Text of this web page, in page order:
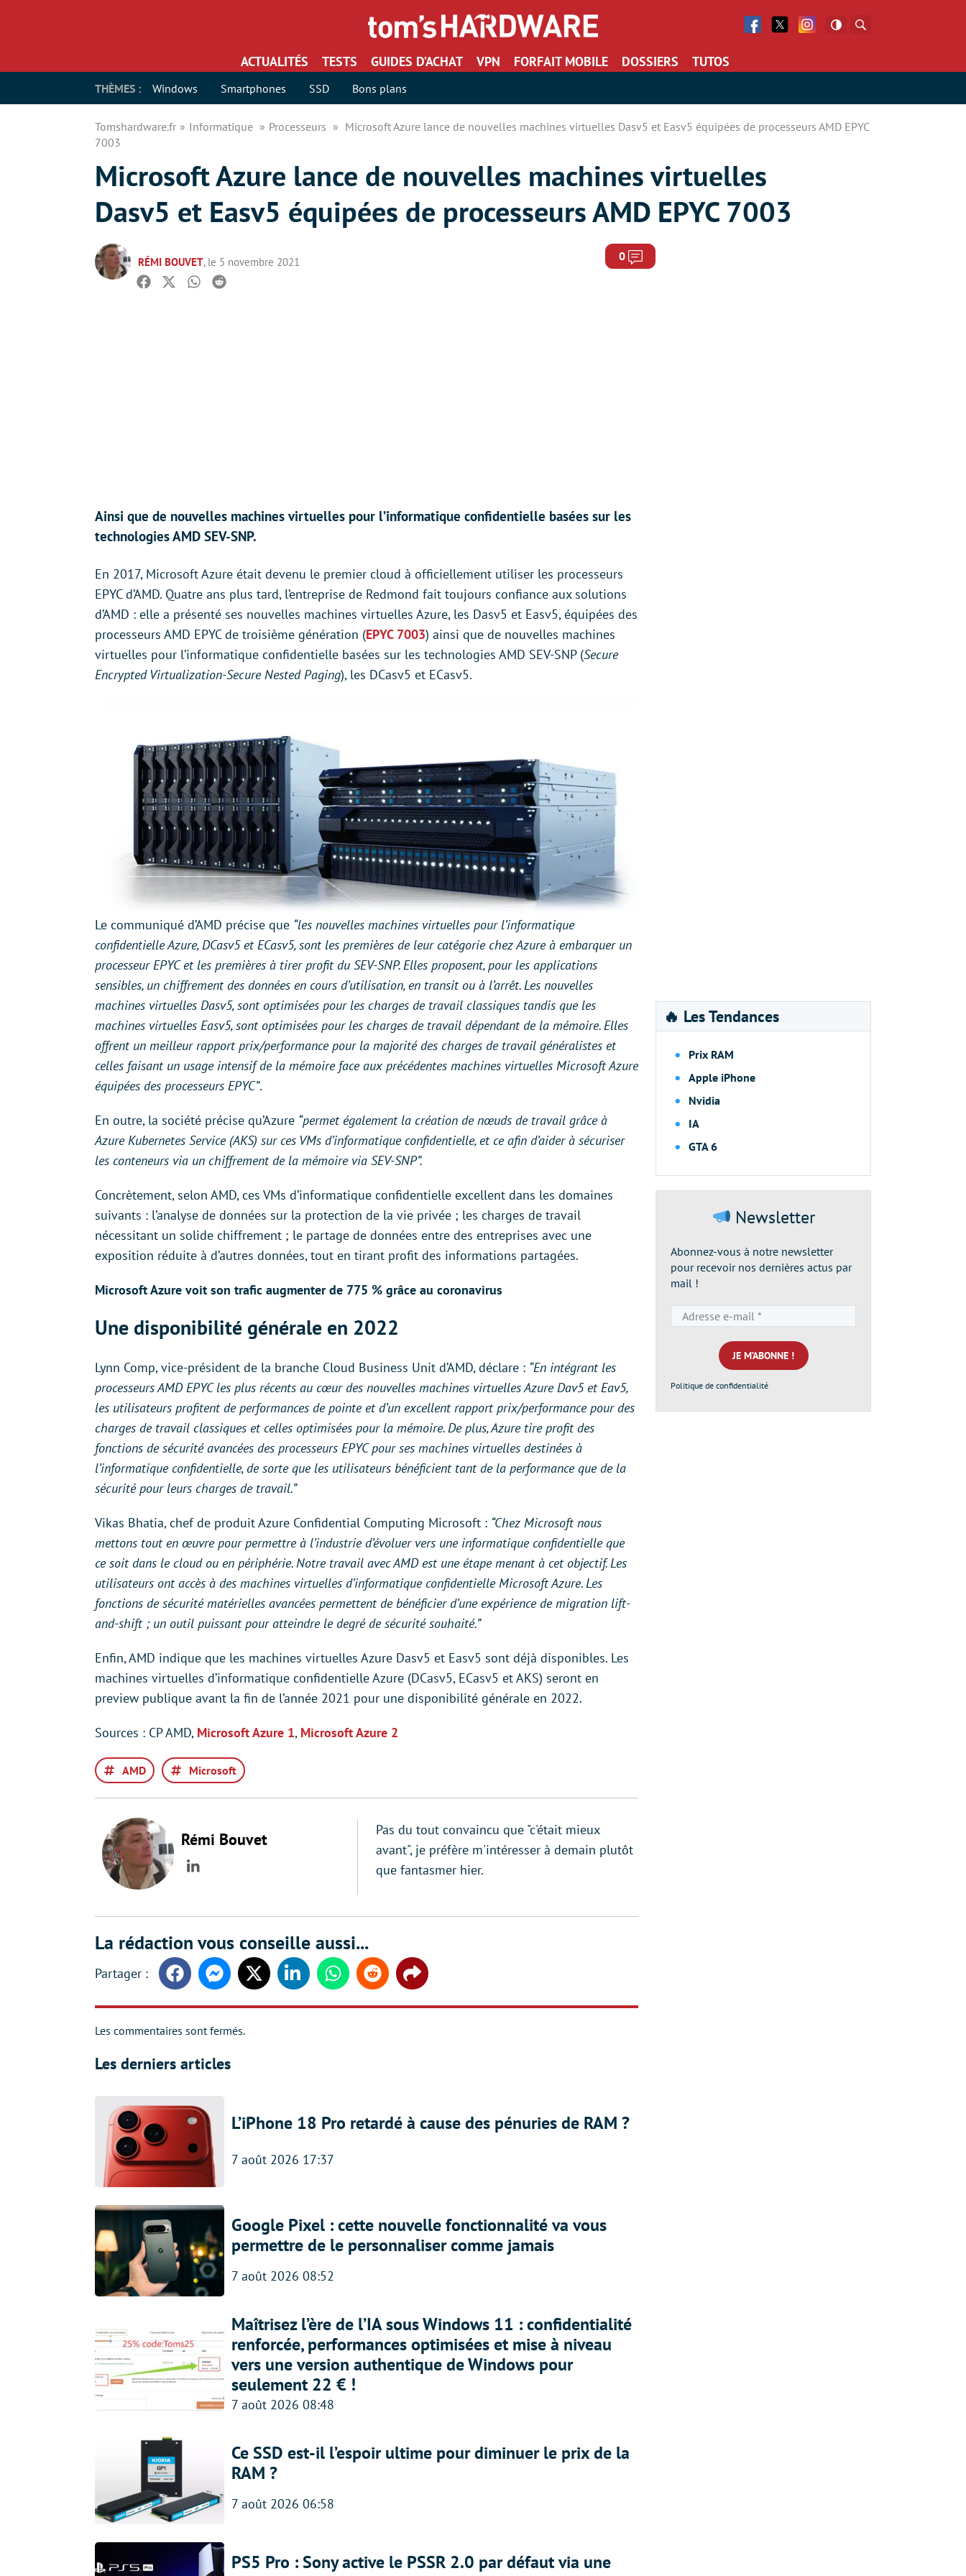
Facebook
Twitter Facebook
ACTUALITÉS TESTS GUIDES D’ACHAT VPN FORFAIT MOBILE DOSSIERS TUTOS
THÈMES : Windows Smartphones SSD Bons plans
Tomshardware.fr Informatique Processeurs
Microsoft Azure lance de nouvelles machines virtuelles Dasv5 et Easv5 équipées de processeurs AMD EPYC
7003
Microsoft Azure lance de nouvelles machines virtuelles
Dasv5 et Easv5 équipées de processeurs AMD EPYC 7003
RÉMI BOUVET, le 5 novembre 2021 0 Commentaires
Facebook
TwitterWhatsapp
Reddit
Ainsi que de nouvelles machines virtuelles pour l’informatique confidentielle basées sur les
technologies AMD SEV-SNP.
En 2017, Microsoft Azure était devenu le premier cloud à officiellement utiliser les processeurs
EPYC d’AMD. Quatre ans plus tard, l’entreprise de Redmond fait toujours confiance aux solutions
d’AMD : elle a présenté ses nouvelles machines virtuelles Azure, les Dasv5 et Easv5, équipées des
processeurs AMD EPYC de troisième génération (EPYC 7003) ainsi que de nouvelles machines
virtuelles pour l’informatique confidentielle basées sur les technologies AMD SEV-SNP (Secure
Encrypted Virtualization-Secure Nested Paging), les DCasv5 et ECasv5.
Le communiqué d’AMD précise que “les nouvelles machines virtuelles pour l’informatique
confidentielle Azure, DCasv5 et ECasv5, sont les premières de leur catégorie chez Azure à embarquer un
processeur EPYC et les premières à tirer profit du SEV-SNP. Elles proposent, pour les applications
sensibles, un chiffrement des données en cours d’utilisation, en transit ou à l’arrêt. Les nouvelles
machines virtuelles Dasv5, sont optimisées pour les charges de travail classiques tandis que les
machines virtuelles Easv5, sont optimisées pour les charges de travail dépendant de la mémoire. Elles
offrent un meilleur rapport prix/performance pour la majorité des charges de travail généralistes et
celles faisant un usage intensif de la mémoire face aux précédentes machines virtuelles Microsoft Azure
équipées des processeurs EPYC”.
En outre, la société précise qu’Azure “permet également la création de nœuds de travail grâce à
Azure Kubernetes Service (AKS) sur ces VMs d’informatique confidentielle, et ce afin d’aider à sécuriser
les conteneurs via un chiffrement de la mémoire via SEV-SNP”.
Concrètement, selon AMD, ces VMs d’informatique confidentielle excellent dans les domaines
suivants : l’analyse de données sur la protection de la vie privée ; les charges de travail
nécessitant un solide chiffrement ; le partage de données entre des entreprises avec une
exposition réduite à d’autres données, tout en tirant profit des informations partagées.
Microsoft Azure voit son trafic augmenter de 775 % grâce au coronavirus
Une disponibilité générale en 2022
Lynn Comp, vice-président de la branche Cloud Business Unit d’AMD, déclare : “En intégrant les
processeurs AMD EPYC les plus récents au cœur des nouvelles machines virtuelles Azure Dav5 et Eav5,
les utilisateurs profitent de performances de pointe et d’un excellent rapport prix/performance pour des
charges de travail classiques et celles optimisées pour la mémoire. De plus, Azure tire profit des
fonctions de sécurité avancées des processeurs EPYC pour ses machines virtuelles destinées à
l’informatique confidentielle, de sorte que les utilisateurs bénéficient tant de la performance que de la
sécurité pour leurs charges de travail.”
Vikas Bhatia, chef de produit Azure Confidential Computing Microsoft : “Chez Microsoft nous
mettons tout en œuvre pour permettre à l’industrie d’évoluer vers une informatique confidentielle que
ce soit dans le cloud ou en périphérie. Notre travail avec AMD est une étape menant à cet objectif. Les
utilisateurs ont accès à des machines virtuelles d’informatique confidentielle Microsoft Azure. Les
fonctions de sécurité matérielles avancées permettent de bénéficier d’une expérience de migration lift-
and-shift ; un outil puissant pour atteindre le degré de sécurité souhaité.”
Enfin, AMD indique que les machines virtuelles Azure Dasv5 et Easv5 sont déjà disponibles. Les
machines virtuelles d’informatique confidentielle Azure (DCasv5, ECasv5 et AKS) seront en
preview publique avant la fin de l’année 2021 pour une disponibilité générale en 2022.
Sources : CP AMD, Microsoft Azure 1, Microsoft Azure 2
AMD Microsoft
Rémi Bouvet
LinkedIn
Pas du tout convaincu que "c'était mieux
avant", je préfère m'intéresser à demain plutôt
que fantasmer hier.
La rédaction vous conseille aussi...
FacebookMessengerTwitter LinkedinWhatsappReddit Share
Les commentaires sont fermés.
Les derniers articles
L’iPhone 18 Pro retardé à cause des pénuries de RAM ?
7 août 2026 17:37
Google Pixel : cette nouvelle fonctionnalité va vous
permettre de le personnaliser comme jamais
7 août 2026 08:52
Maîtrisez l’ère de l’IA sous Windows 11 : confidentialité
renforcée, performances optimisées et mise à niveau
vers une version authentique de Windows pour
seulement 22 € !
7 août 2026 08:48
Ce SSD est-il l’espoir ultime pour diminuer le prix de la
RAM ?
7 août 2026 06:58
PS5 Pro : Sony active le PSSR 2.0 par défaut via une
🔥 Les Tendances
Prix RAM
Apple iPhone
Nvidia
IA
GTA 6
Newsletter
Abonnez-vous à notre newsletter
pour recevoir nos dernières actus par
mail !
e-
mail
*
Politique de confidentialité